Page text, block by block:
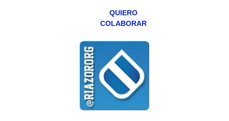
QUIERO
COLABORAR